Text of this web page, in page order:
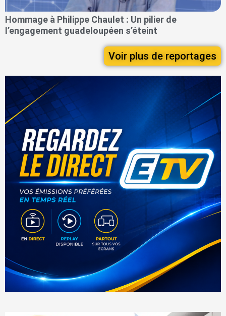
Hommage à Philippe Chaulet : Un pilier de
l’engagement guadeloupéen s’éteint
Voir plus de reportages